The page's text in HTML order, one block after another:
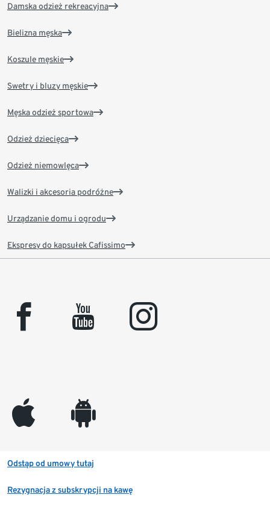
Damska odzież rekreacyjna
Bielizna męska
Koszule męskie
Swetry i bluzy męskie
Męska odzież sportowa
Odzież dziecięca
Odzież niemowlęca
Walizki i akcesoria podróżne
Urządzanie domu i ogrodu
Ekspresy do kapsułek Cafissimo
facebook youtube instagram
appleinc android
Odstąp od umowy tutaj
Rezygnacja z subskrypcji na kawę